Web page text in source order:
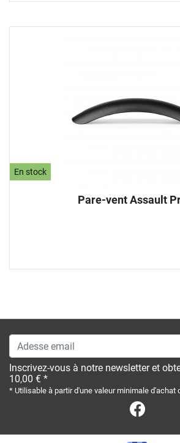
En stock
Pare-vent Assault
Adesse email
Inscrivez-vous à notre newsletter et
10,00 € *
* Utilisable à partir d'une valeur minimale d'achat